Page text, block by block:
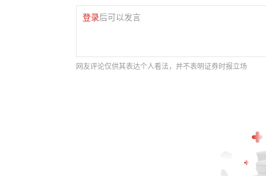
登录后可以发言
网友评论仅供其表达个人看法，并不表明证券时报立场